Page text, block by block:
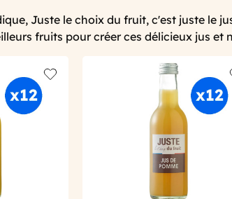
Juste le choix du fruit, c'est juste le
fruits pour créer ces délicieux jus et